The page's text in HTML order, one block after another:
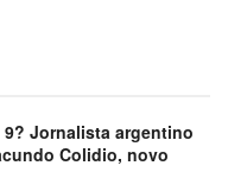
9? Jornalista argentino
Colidio, novo